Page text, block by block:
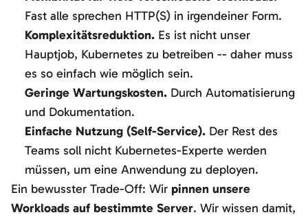
Fast alle sprechen HTTP(S) in irgendeiner Form.
Komplexitätsreduktion. Es ist nicht unser
Hauptjob, Kubernetes zu betreiben -- daher muss
es so einfach wie möglich sein.
Geringe Wartungskosten. Durch Automatisierung
und Dokumentation.
Einfache Nutzung (Self-Service). Der Rest des
Teams soll nicht Kubernetes-Experte werden
müssen, um eine Anwendung zu deployen.
Ein bewusster Trade-Off: Wir pinnen unsere
Workloads auf bestimmte Server. Wir wissen damit,